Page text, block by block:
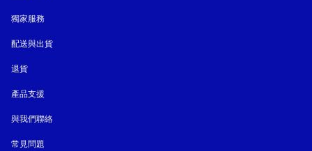
獨家服務
配送與出貨
退貨
產品支援
與我們聯絡
常見問題